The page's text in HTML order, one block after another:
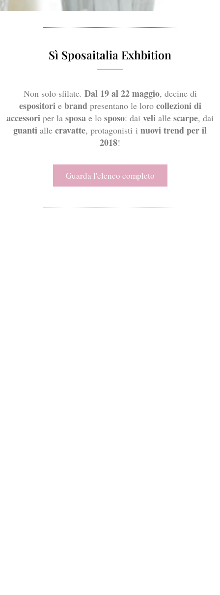
Sì Sposaitalia Exhbition
Non solo sfilate. Dal 19 al 22 maggio, decine di
espositorie brandpresentano le loro collezioni di
accessori per la sposa e lo sposo: dai veli alle scarpe, dai
guanti alle cravatte, protagonisti i nuovi trend per il
2018!
Guarda l'elenco completo